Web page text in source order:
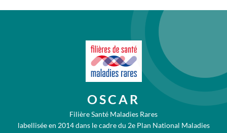
OSCAR
Filière Santé Maladies Rares
labellisée en 2014 dans le cadre du 2e Plan National Maladies